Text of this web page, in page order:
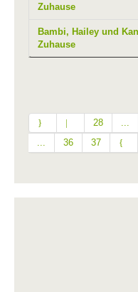
Zuhause
Bambi, Hailey und
Zuhause
28
36 37